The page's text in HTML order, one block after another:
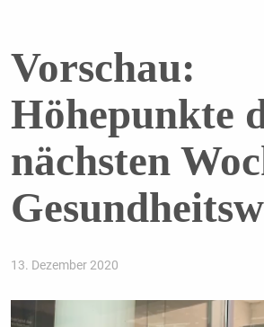
Vorschau:
Höhepunkte
nächsten
13. Dezember 2020